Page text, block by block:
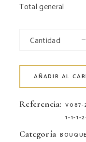
Total general
Cantidad
AÑADIR AL
Referencia: V087-
1-1-1-
Categoría